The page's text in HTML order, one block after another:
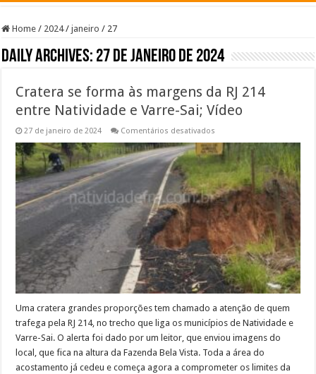
Home / 2024 / janeiro / 27
Daily Archives: 27 de janeiro de 2024
Cratera se forma às margens da RJ 214
entre Natividade e Varre-Sai; Vídeo
27 de janeiro de 2024 Comentários desativados
se
forma
às
margens
da
RJ
214
entre
Natividade
e
Varre-
Sai;
Vídeo
Uma cratera grandes proporções tem chamado a atenção de quem
trafega pela RJ 214, no trecho que liga os municípios de Natividade e
Varre-Sai. O alerta foi dado por um leitor, que enviou imagens do
local, que fica na altura da Fazenda Bela Vista. Toda a área do
acostamento já cedeu e começa agora a comprometer os limites da